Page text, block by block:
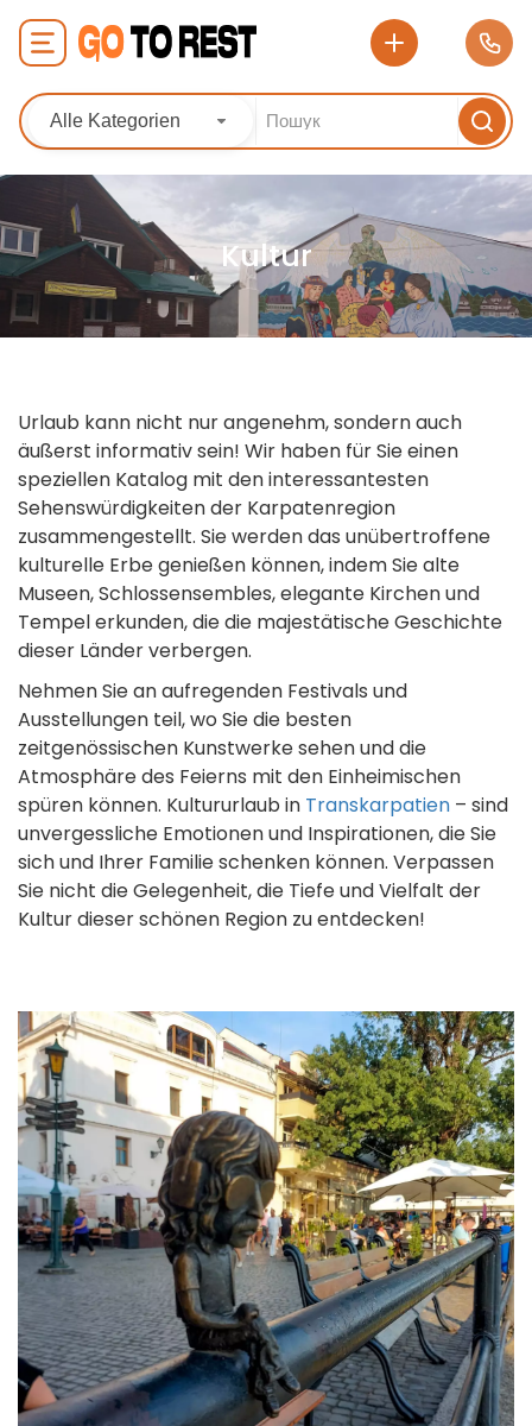
Alle Kategorien
Kultur
Urlaub kann nicht nur angenehm, sondern auch
äußerst informativ sein! Wir haben für Sie einen
speziellen Katalog mit den interessantesten
Sehenswürdigkeiten der Karpatenregion
zusammengestellt. Sie werden das unübertroffene
kulturelle Erbe genießen können, indem Sie alte
Museen, Schlossensembles, elegante Kirchen und
Tempel erkunden, die die majestätische Geschichte
dieser Länder verbergen.
Nehmen Sie an aufregenden Festivals und
Ausstellungen teil, wo Sie die besten
zeitgenössischen Kunstwerke sehen und die
Atmosphäre des Feierns mit den Einheimischen
spüren können. Kultururlaub in Transkarpatien – sind
unvergessliche Emotionen und Inspirationen, die Sie
sich und Ihrer Familie schenken können. Verpassen
Sie nicht die Gelegenheit, die Tiefe und Vielfalt der
Kultur dieser schönen Region zu entdecken!